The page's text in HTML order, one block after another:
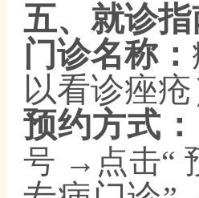
五、就诊指
门诊名称：
以看诊痤疮
预约方式：
号 →点击“